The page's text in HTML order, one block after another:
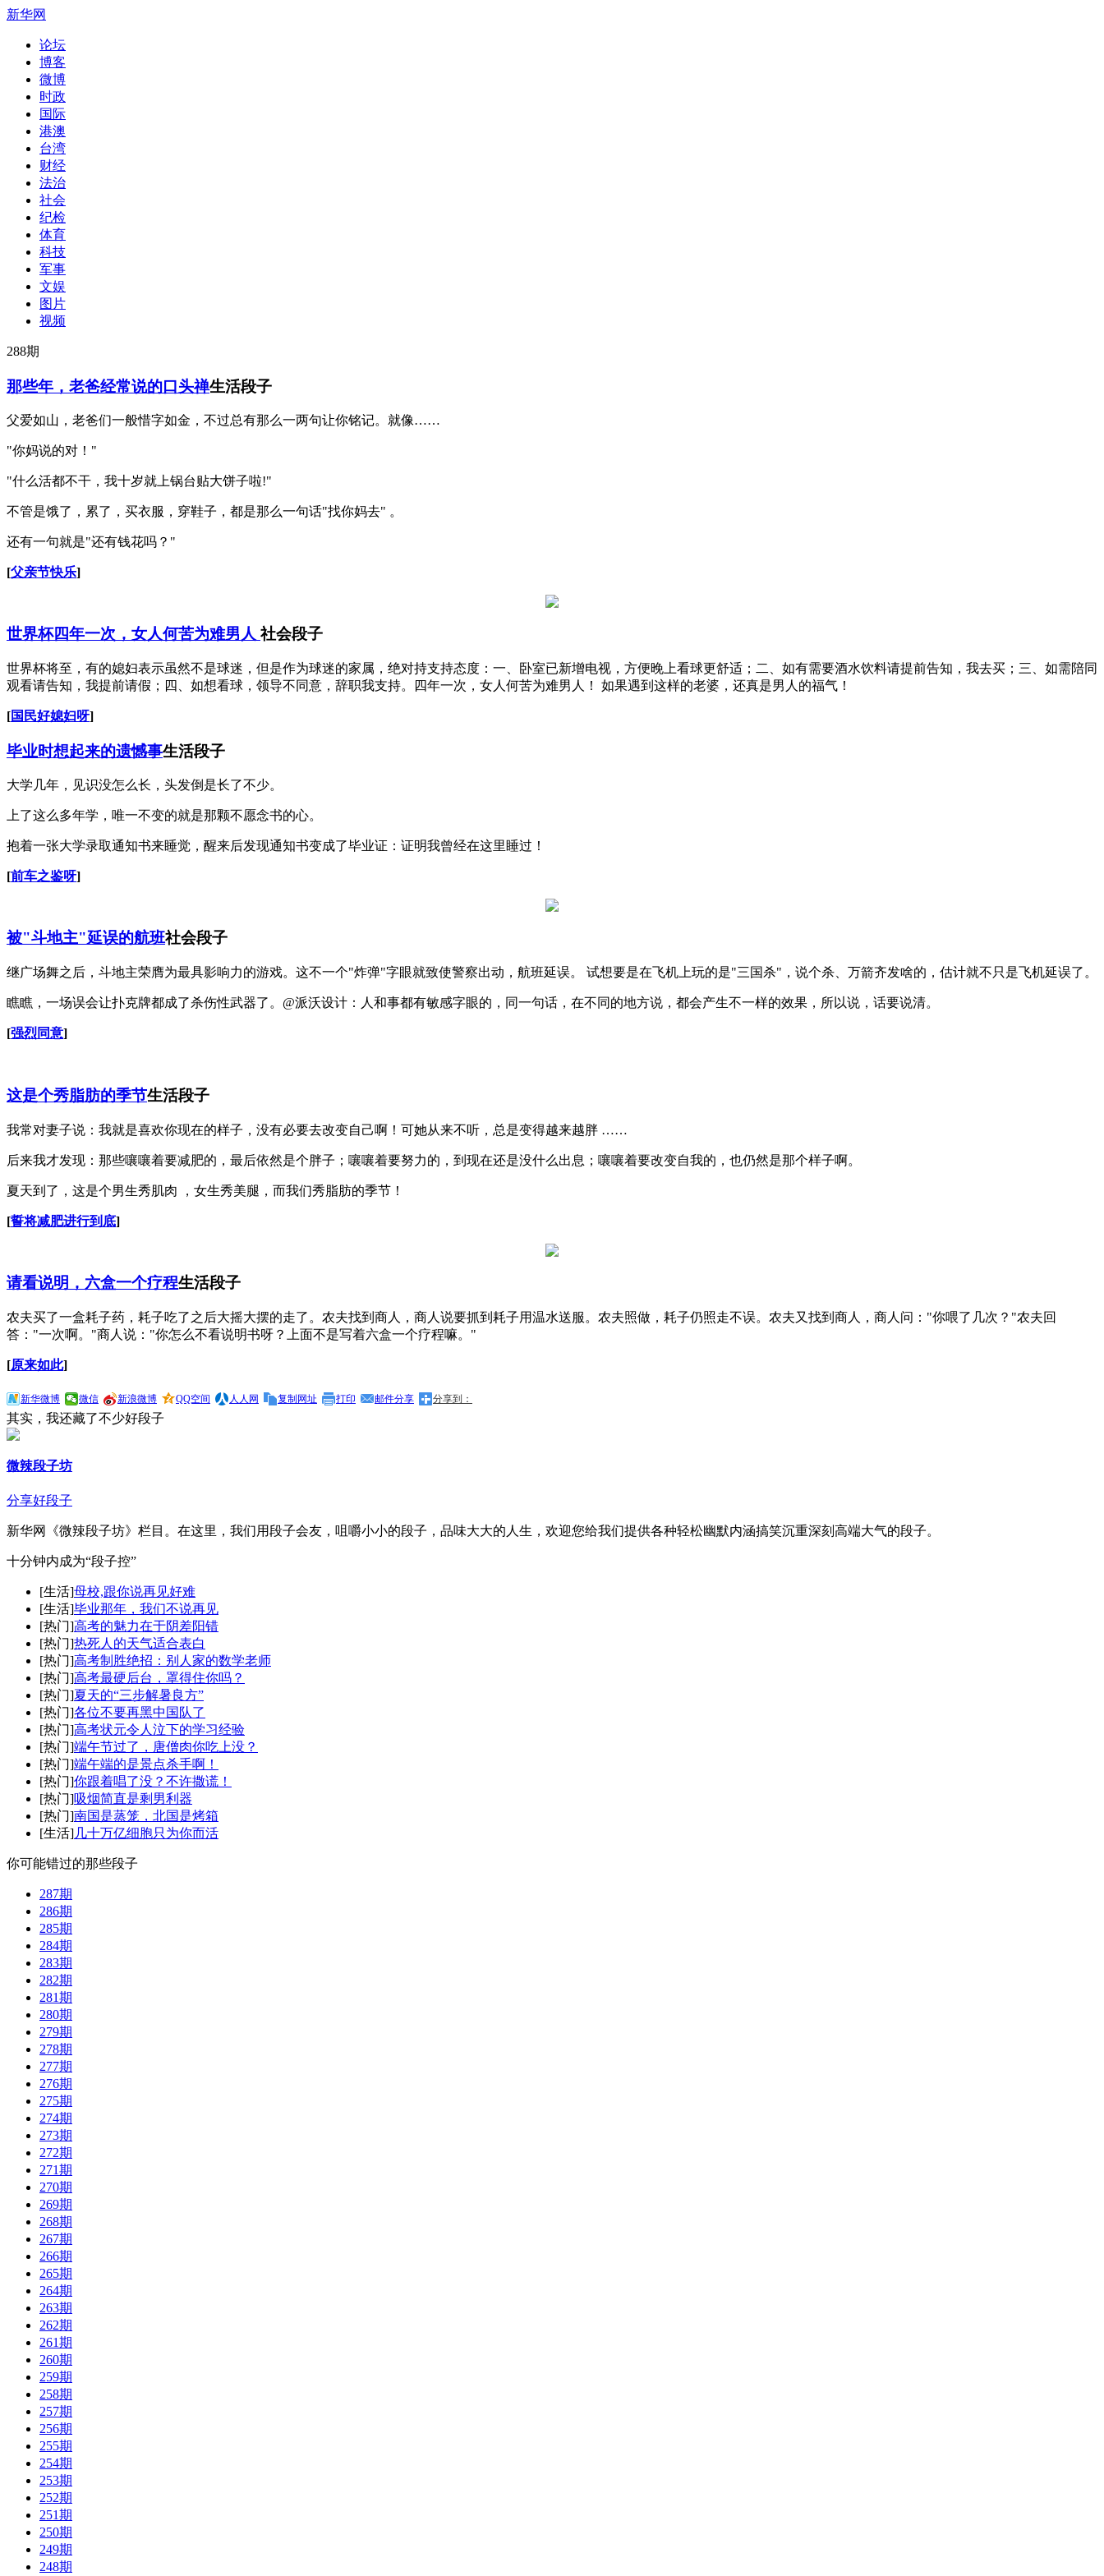
新华网
论坛
博客
微博
时政
国际
港澳
台湾
财经
法治
社会
纪检
体育
科技
军事
文娱
图片
视频
288期
那些年，老爸经常说的口头禅生活段子
父爱如山，老爸们一般惜字如金，不过总有那么一两句让你铭记。就像……
"你妈说的对！"
"什么活都不干，我十岁就上锅台贴大饼子啦!"
不管是饿了，累了，买衣服，穿鞋子，都是那么一句话"找你妈去" 。
还有一句就是"还有钱花吗？"
[父亲节快乐]
世界杯四年一次，女人何苦为难男人 社会段子
世界杯将至，有的媳妇表示虽然不是球迷，但是作为球迷的家属，绝对持支持态度：一、卧室已新增电视，方便晚上看球更舒适；二、如有需要酒水饮料请提前告知，我去买；三、如需陪同
观看请告知，我提前请假；四、如想看球，领导不同意，辞职我支持。四年一次，女人何苦为难男人！ 如果遇到这样的老婆，还真是男人的福气！
[国民好媳妇呀]
毕业时想起来的遗憾事生活段子
大学几年，见识没怎么长，头发倒是长了不少。
上了这么多年学，唯一不变的就是那颗不愿念书的心。
抱着一张大学录取通知书来睡觉，醒来后发现通知书变成了毕业证：证明我曾经在这里睡过！
[前车之鉴呀]
被"斗地主"延误的航班社会段子
继广场舞之后，斗地主荣膺为最具影响力的游戏。这不一个"炸弹"字眼就致使警察出动，航班延误。 试想要是在飞机上玩的是"三国杀"，说个杀、万箭齐发啥的，估计就不只是飞机延误了。
瞧瞧，一场误会让扑克牌都成了杀伤性武器了。@派沃设计：人和事都有敏感字眼的，同一句话，在不同的地方说，都会产生不一样的效果，所以说，话要说清。
[强烈同意]
这是个秀脂肪的季节生活段子
我常对妻子说：我就是喜欢你现在的样子，没有必要去改变自己啊！可她从来不听，总是变得越来越胖 ……
后来我才发现：那些嚷嚷着要减肥的，最后依然是个胖子；嚷嚷着要努力的，到现在还是没什么出息；嚷嚷着要改变自我的，也仍然是那个样子啊。
夏天到了，这是个男生秀肌肉 ，女生秀美腿，而我们秀脂肪的季节！
[誓将减肥进行到底]
请看说明，六盒一个疗程生活段子
农夫买了一盒耗子药，耗子吃了之后大摇大摆的走了。农夫找到商人，商人说要抓到耗子用温水送服。农夫照做，耗子仍照走不误。农夫又找到商人，商人问："你喂了几次？"农夫回
答："一次啊。"商人说："你怎么不看说明书呀？上面不是写着六盒一个疗程嘛。"
[原来如此]
新华微博 微信 新浪微博 QQ空间 人人网 复制网址 打印 邮件分享 分享到：
其实，我还藏了不少好段子
微辣段子坊
分享好段子
新华网《微辣段子坊》栏目。在这里，我们用段子会友，咀嚼小小的段子，品味大大的人生，欢迎您给我们提供各种轻松幽默内涵搞笑沉重深刻高端大气的段子。
十分钟内成为“段子控”
[生活]母校,跟你说再见好难
[生活]毕业那年，我们不说再见
[热门]高考的魅力在于阴差阳错
[热门]热死人的天气适合表白
[热门]高考制胜绝招：别人家的数学老师
[热门]高考最硬后台，罩得住你吗？
[热门]夏天的“三步解暑良方”
[热门]各位不要再黑中国队了
[热门]高考状元令人泣下的学习经验
[热门]端午节过了，唐僧肉你吃上没？
[热门]端午端的是景点杀手啊！
[热门]你跟着唱了没？不许撒谎！
[热门]吸烟简直是剩男利器
[热门]南国是蒸笼，北国是烤箱
[生活]几十万亿细胞只为你而活
你可能错过的那些段子
287期
286期
285期
284期
283期
282期
281期
280期
279期
278期
277期
276期
275期
274期
273期
272期
271期
270期
269期
268期
267期
266期
265期
264期
263期
262期
261期
260期
259期
258期
257期
256期
255期
254期
253期
252期
251期
250期
249期
248期